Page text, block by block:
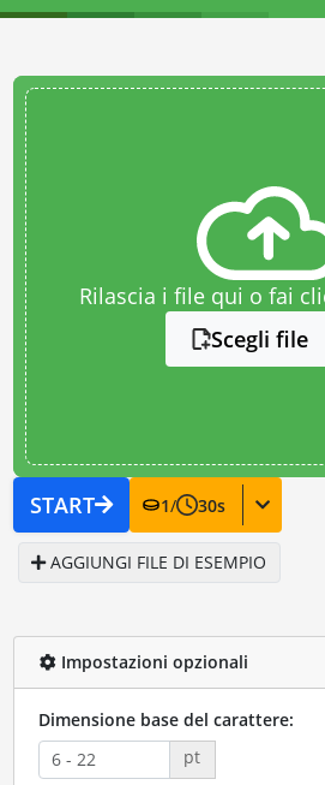
Rilascia i file qui o fai
Scegli file
START 1/ 30s
AGGIUNGI FILE DI ESEMPIO
Impostazioni opzionali
Dimensione base del carattere:
pt